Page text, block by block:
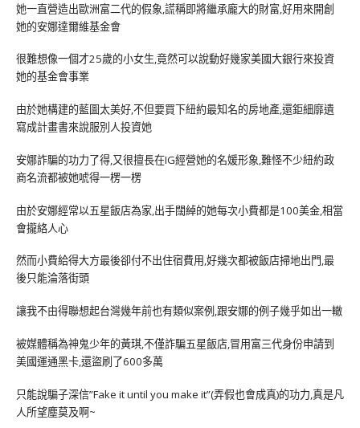
她一直營造出歐洲富二代的假象,謊稱即將繼承龐大的財富,好用來開創
她的安娜達爾維基金會
很難想像一個才25歲的小女生,竟然可以說動好幾家美國大銀行來投資
她的基金會事業
由於她構建的藍圖太美好,不但要買下紐約最知名的房地產,還鉅細靡遺
寫成計畫書來說服別人投資她
安娜詐騙的功力了得,又很擅長在IG經營她的名媛形象,難怪不少紐約政
商名流都被她唬得一楞一楞
由於安娜經常以五星飯店為家,出手闊綽的她每次小費都是100美金,相當
會攏絡人心
然而小費給得大方最後卻付不出住宿費用,好幾次都被飯店掃地出門,最
後只能淪落街頭
讓我不由得聯想起台灣幾年前也有類似案例,跟安娜的例子幾乎如出一轍
被媒體稱為神鬼少年的黃琪,不僅詐騙五星飯店,冒用富三代身份申請到
美國運通黑卡,還盜刷了600多萬
只能說騙子深信”Fake it until you make it”(弄假也會成真)的功力,真是凡
人所望塵莫及啊~